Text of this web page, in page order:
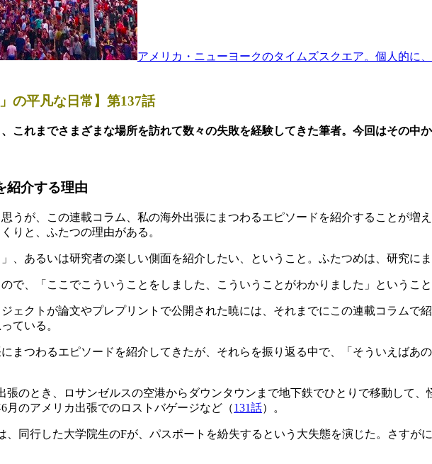
アメリカ・ニューヨークのタイムズスクエア。個人的に
の平凡な日常】第137話
これまでさまざまな場所を訪れて数々の失敗を経験してきた筆者。今回はその中
紹介する理由
うが、この連載コラム、私の海外出張にまつわるエピソードを紹介することが増
りと、ふたつの理由がある。
、あるいは研究者の楽しい側面を紹介したい、ということ。ふたつめは、研究に
で、「ここでこういうことをしました、こういうことがわかりました」というこ
ェクトが論文やプレプリントで公開された暁には、それまでにこの連載コラムで
ている。
つわるエピソードを紹介してきたが、それらを振り返る中で、「そういえばあ
張のとき、ロサンゼルスの空港からダウンタウンまで地下鉄でひとりで移動して
月のアメリカ出張でのロストバゲージなど（131話）。
、同行した大学院生のFが、パスポートを紛失するという大失態を演じた。さすが